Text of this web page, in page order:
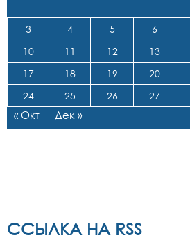
3
4 5 6
10
11 12 13
17
18 19 20
24
25 26 27
« Окт Дек »
ССЫЛКА НА RSS